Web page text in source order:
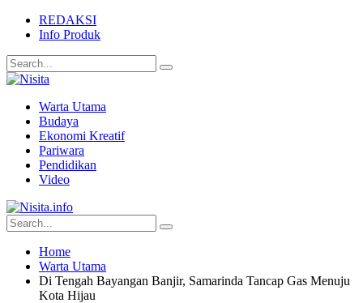
REDAKSI
Info Produk
Warta Utama
Budaya
Ekonomi Kreatif
Pariwara
Pendidikan
Video
Home
Warta Utama
Di Tengah Bayangan Banjir, Samarinda Tancap Gas Menuju
Kota Hijau